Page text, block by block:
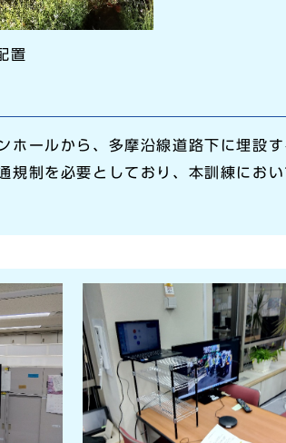
置
ールから、多摩沿線道路下に埋設す
制を必要としており、本訓練におい